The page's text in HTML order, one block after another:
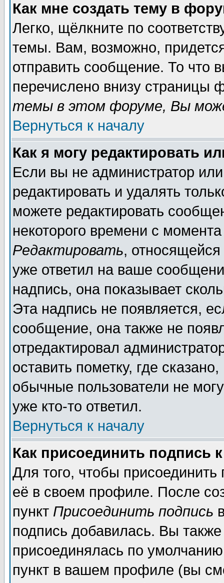
Как мне создать тему в
Легко, щёлкните по
темы. Вам, возможно,
отправить сообщение. То что
перечислено внизу страницы
темы в этом форуме, Вы
Вернуться к началу
Как я могу редактировать
Если вы не администратор
редактировать и удалять
можете редактировать
некоторого времени с
Редактировать,
уже ответил на ваше
надпись, она показывает
Эта надпись не появляется,
сообщение, она также не
отредактировал
оставить пометку, где
обычные пользователи не
уже кто-то ответил.
Вернуться к началу
Как присоединить подпись
Для того, чтобы
её в своем профиле. После
пункт Присоединить подпись
подпись добавилась. Вы
присоединялась по
пункт в вашем профиле (вы